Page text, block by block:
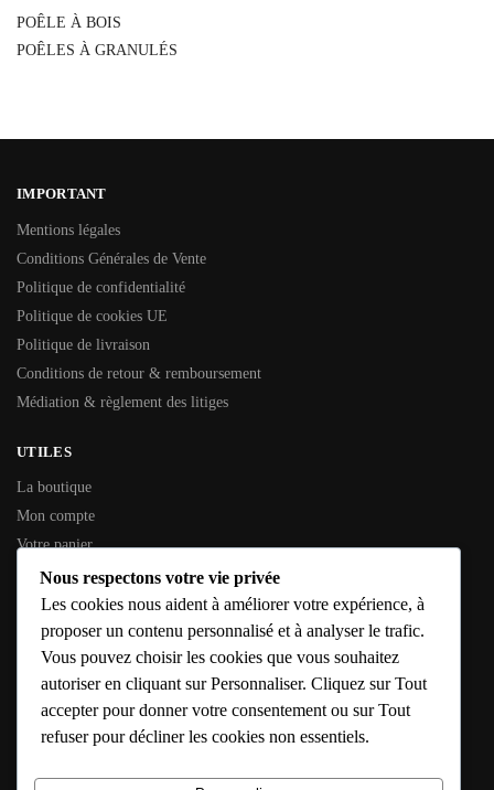
POÊLE À BOIS
POÊLES À GRANULÉS
IMPORTANT
Mentions légales
Conditions Générales de Vente
Politique de confidentialité
Politique de cookies UE
Politique de livraison
Conditions de retour & remboursement
Médiation & règlement des litiges
UTILES
La boutique
Mon compte
Votre panier
Contactez-nous
INFORMATIONS GÉNÉRALES
SIREN :353 794 936
SIRET :353 794 936 00016
Adresse :10 Rue de l’Étang, 79190 Caunay
E-mail : solutions@confort-chauffage-expert.fr
Nous respectons votre vie privée
Les cookies nous aident à améliorer votre expérience, à
proposer un contenu personnalisé et à analyser le trafic.
Vous pouvez choisir les cookies que vous souhaitez
autoriser en cliquant sur Personnaliser. Cliquez sur Tout
accepter pour donner votre consentement ou sur Tout
refuser pour décliner les cookies non essentiels.